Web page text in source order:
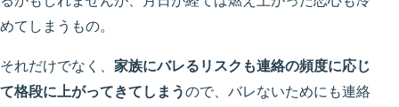
めてしまうもの。
それだけでなく、 家族にバレるリスクも連絡の頻度に応じ
て格段に上がってきてしまうので、バレないためにも連絡